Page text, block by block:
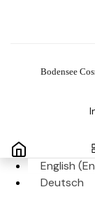
Bodensee
English (
Deutsch